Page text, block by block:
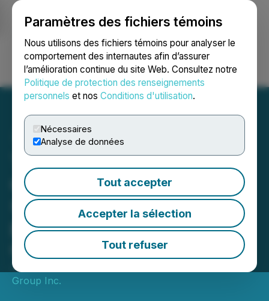
Paramètres des fichiers témoins
Nous utilisons des fichiers témoins pour analyser le
comportement des internautes afin d’assurer
l’amélioration continue du site Web. Consultez notre
Politique de protection des renseignements
personnels et nos Conditions d'utilisation.
Nécessaires
Analyse de données
Tout accepter
Accepter la sélection
Tout refuser
Ouvrir une session Recherche English
Tenet annonce la clôture
d'un placement privé à la
suite de la révocation
partielle de l'ordonnance
d'interdiction d'opérations
June 09, 2026 6:01 PM EDT | Source:
Group Inc.